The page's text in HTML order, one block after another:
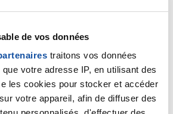
de vos données
traitons vos données
votre adresse IP, en utilisant des
les cookies pour stocker et accéder
votre appareil, afin de diffuser des
première injection et je n'ai pour le
fait parie intégrante de notre
moi j'utilise les fleurs de
parralleles qui nous aide..
tous ensemble